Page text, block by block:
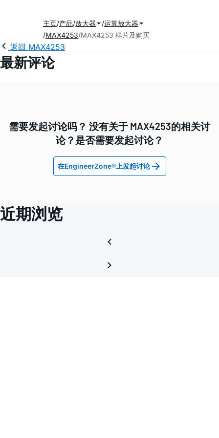
主页 产品 放大器
运算放大器
MAX4253 MAX4253 样片及购买
返回 MAX4253
最新评论
需要发起讨论吗？ 没有关于 MAX4253的相关讨
论？是否需要发起讨论？
在EngineerZone®上发起讨论
近期浏览